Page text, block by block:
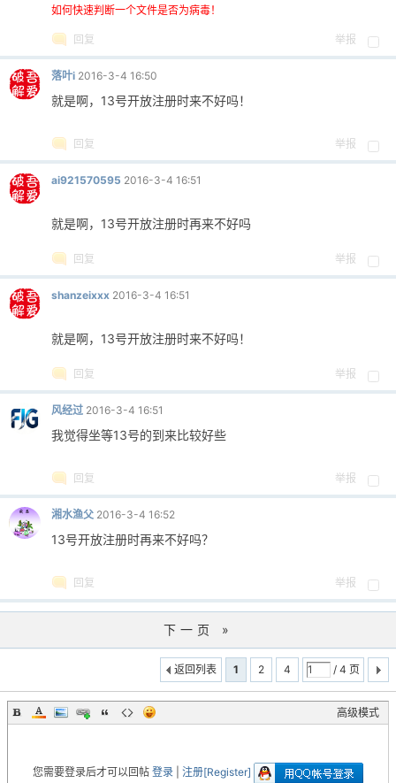
如何快速判断一个文件是否为病毒！
回复 举报
落叶i 2016-3-4 16:50
就是啊，13号开放注册时来不好吗！
回复 举报
ai921570595 2016-3-4 16:51
就是啊，13号开放注册时再来不好吗
回复 举报
shanzeixxx 2016-3-4 16:51
就是啊，13号开放注册时来不好吗！
回复 举报
风经过 2016-3-4 16:51
我觉得坐等13号的到来比较好些
回复 举报
湘水渔父 2016-3-4 16:52
13号开放注册时再来不好吗？
回复 举报
下一页 »
1 2 4 / 4 页
返回列表
高级模式
您需要登录后才可以回帖 登录 注册[Register]